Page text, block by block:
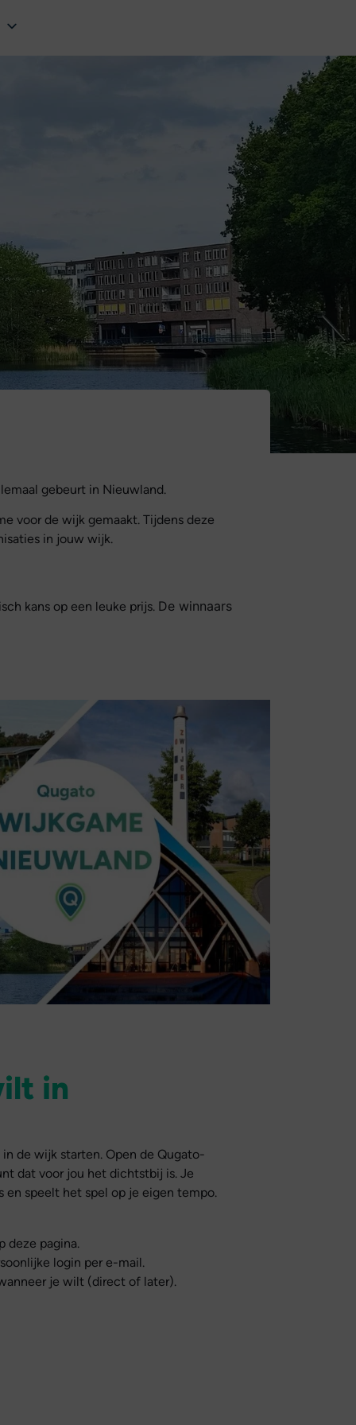
gebeurt in Nieuwland.
voor de wijk gemaakt. Tijdens deze
in jouw wijk.
kans op een leuke prijs. De winnaars
in
de wijk starten. Open de Qugato-
dat voor jou het dichtstbij is. Je
speelt het spel op je eigen tempo.
deze pagina.
login per e-mail.
je wilt (direct of later).